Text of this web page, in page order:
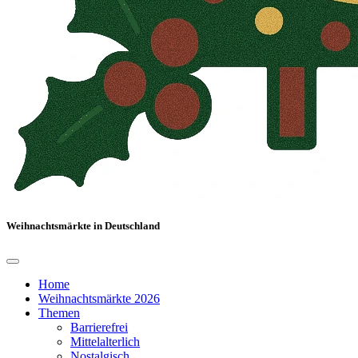
Weihnachtsmärkte in Deutschland
Home
Weihnachtsmärkte 2026
Themen
Barrierefrei
Mittelalterlich